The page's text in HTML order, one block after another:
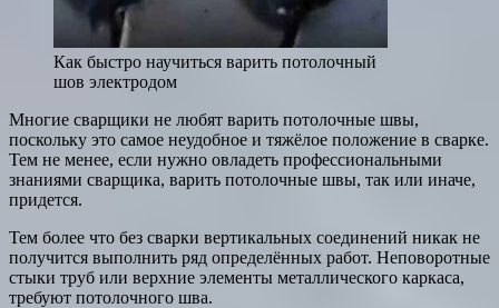
Как быстро научиться варить потолочный
шов электродом
Многие сварщики не любят варить потолочные швы,
поскольку это самое неудобное и тяжёлое положение в сварке.
Тем не менее, если нужно овладеть профессиональными
знаниями сварщика, варить потолочные швы, так или иначе,
придется.
Тем более что без сварки вертикальных соединений никак не
получится выполнить ряд определённых работ. Неповоротные
стыки труб или верхние элементы металлического каркаса,
требуют потолочного шва.